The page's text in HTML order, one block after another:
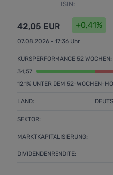
ISIN:
42,05 EUR +0,41%
07.08.2026 - 17:36 Uhr
KURSPERFORMANCE 52 WOCHEN:
34,57
12,1% UNTER DEM 52-WOCHEN-
LAND:
SEKTOR:
MARKTKAPITALISIERUNG:
DIVIDENDENRENDITE: